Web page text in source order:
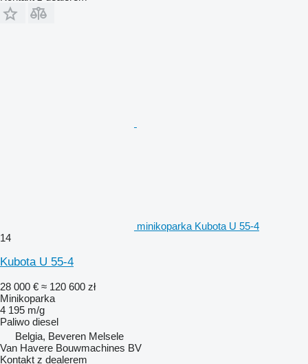
minikoparka Kubota U 55-4
14
Kubota U 55-4
28 000 € ≈ 120 600 zł
Minikoparka
4 195 m/g
Paliwo diesel
Belgia, Beveren Melsele
Van Havere Bouwmachines BV
Kontakt z dealerem